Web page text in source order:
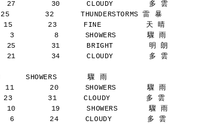
30      CLOUDY        多 雲
25        32      THUNDERSTORMS 雷 暴
15        23      FINE          天 晴
3         8      SHOWERS       驟 雨
25        31      BRIGHT        明 朗
21        34      CLOUDY        多 雲
SHOWERS       驟 雨
11        20      SHOWERS       驟 雨
23        31      CLOUDY        多 雲
19      SHOWERS       驟 雨
6        24      CLOUDY        多 雲